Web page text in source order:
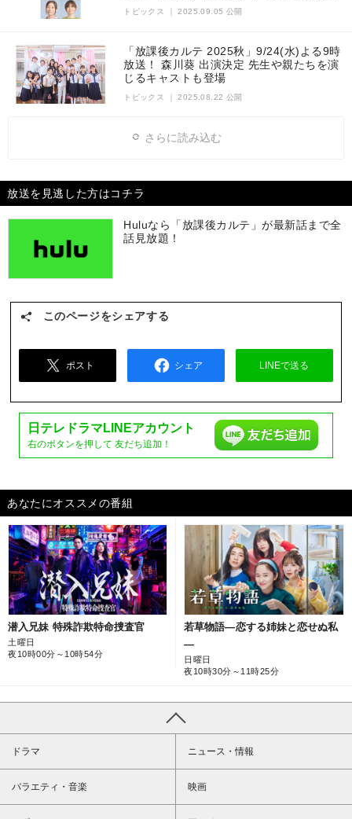
トピックス 2025.09.05 公開
「放課後カルテ 2025秋」9/24(水)よる9時
放送！ 森川葵 出演決定 先生や親たちを演
じるキャストも登場
トピックス 2025.08.22 公開
さらに読み込む
放送を見逃した方はコチラ
Huluなら「放課後カルテ」が最新話まで全
話見放題！
このページをシェアする
ポスト シェア LINEで送る
日テレドラマ LINEアカウント
右のボタンを押して 友だち追加！
あなたにオススメの番組
潜入兄妹 特殊詐欺特命捜査官
土曜日
夜10時00分～10時54分
若草物語―恋する姉妹と恋せぬ私
―
日曜日
夜10時30分～11時25分
ドラマ ニュース・情報
バラエティ・音楽 映画